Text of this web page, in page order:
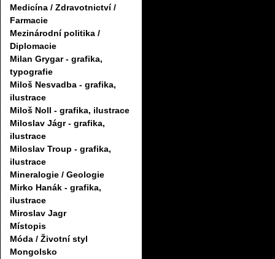
Medicína / Zdravotnictví /
Farmacie
Mezinárodní politika /
Diplomacie
Milan Grygar - grafika,
typografie
Miloš Nesvadba - grafika,
ilustrace
Miloš Noll - grafika, ilustrace
Miloslav Jágr - grafika,
ilustrace
Miloslav Troup - grafika,
ilustrace
Mineralogie / Geologie
Mirko Hanák - grafika,
ilustrace
Miroslav Jagr
Místopis
Móda / Životní styl
Mongolsko